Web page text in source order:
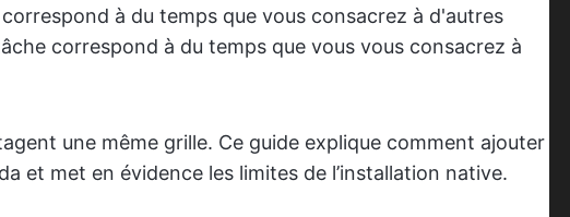
à du temps que vous consacrez à d'autres
correspond à du temps que vous vous consacrez à
une même grille. Ce guide explique comment ajouter
et met en évidence les limites de l’installation native.